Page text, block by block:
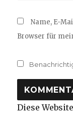
Name, E-
Browser für
Diese